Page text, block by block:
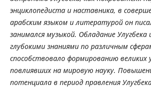
энциклопедиста и наставника, в
арабским языком и литературой он
занимался музыкой. Обладание Улугбека
глубокими знаниями по различным
способствовало формированию великих
повлиявших на мировую науку.
потенциала в период правления